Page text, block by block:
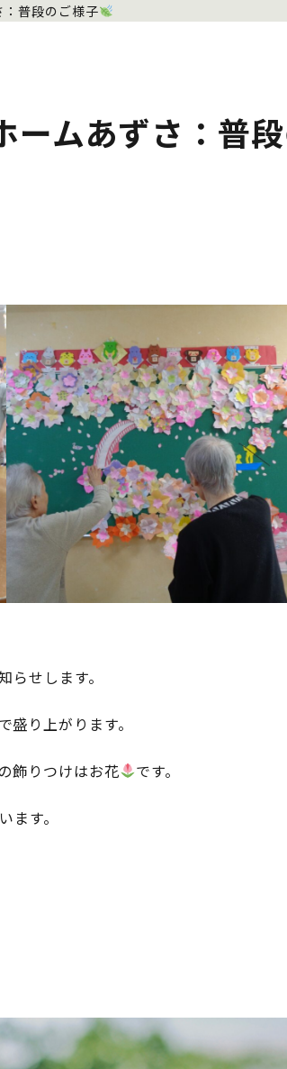
普段のご様子
ームあずさ：普
せします。
盛り上がります。
飾りつけはお花 です。
ます。